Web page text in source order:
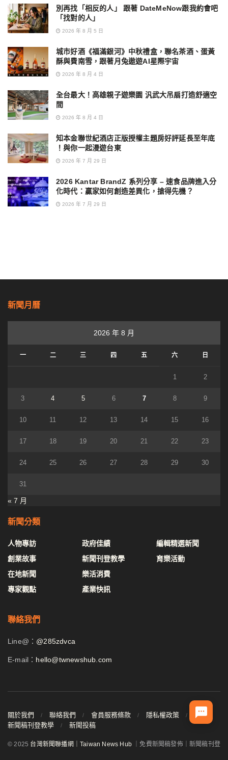
別再找「相反的人」 跟著 DateMeNow跟我約會吧
「找對的人」
2026 年 8 月 5 日
城市好酒《福滿銀河》中秋禮盒，聯名茶酒、蛋黃
酥與費南雪，跟著月兔遨遊AI星際宇宙
2026 年 8 月 4 日
全台最大！高雄親子遊樂園 汎武大吊扇打造舒適空
間
2026 年 8 月 4 日
知本金聯世紀酒店正版授權主題房好評延長至年底
！與你一起漫遊台東
2026 年 7 月 29 日
2026 Kantar BrandZ 系列分享 – 速食品牌進入分
化時代：贏家如何創造差異化，搶得先機？
2026 年 7 月 29 日
新聞月曆
2026 年 8 月
一 二 三 四 五 六 日
1 2
3 4 5 6 7 8 9
10 11 12 13 14 15 16
17 18 19 20 21 22 23
24 25 26 27 28 29 30
31
« 7 月
新聞分類
人物專訪
創業故事
在地新聞
專家觀點
政府佳績
新聞刊登教學
樂活消費
產業快訊
編輯精選新聞
育樂活動
聯絡我們
Line@： @285zdvca
E-mail： hello@twnewshub.com
關於我們 聯絡我們 會員服務條款
隱私權政策
新聞稿刊登教學
新聞投稿
© 2025 台灣新聞聯播網｜Taiwan News Hub ｜免費新聞稿發佈｜新聞稿刊登